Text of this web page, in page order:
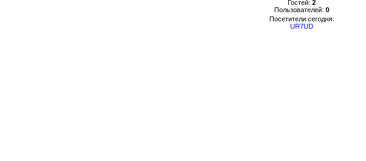
Гостей: 2
Пользователей: 0
Посетители сегодня:
UR7UD